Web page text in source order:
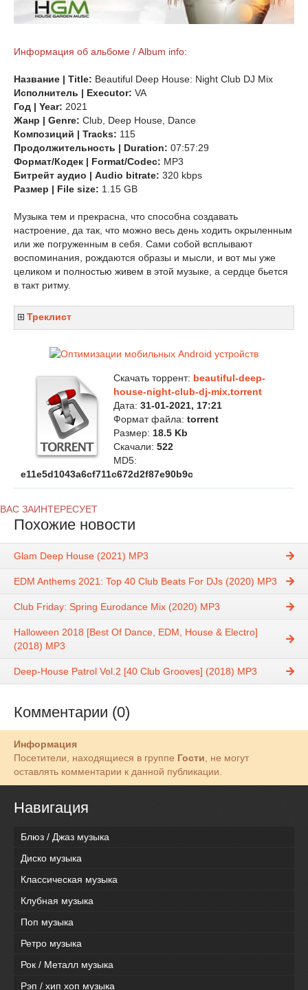
Информация об альбоме / Album info:
Название | Title: Beautiful Deep House: Night Club DJ Mix
Исполнитель | Executor: VA
Год | Year: 2021
Жанр | Genre: Club, Deep House, Dance
Композиций | Tracks: 115
Продолжительность | Duration: 07:57:29
Формат/Кодек | Format/Codec: MP3
Битрейт аудио | Audio bitrate: 320 kbps
Размер | File size: 1.15 GB
Музыка тем и прекрасна, что способна создавать
настроение, да так, что можно весь день ходить окрыленным
или же погруженным в себя. Сами собой всплывают
воспоминания, рождаются образы и мысли, и вот мы уже
целиком и полностью живем в этой музыке, а сердце бьется
в такт ритму.
Треклист
Скачать торрент: beautiful-deep-
house-night-club-dj-mix.torrent
Дата: 31-01-2021, 17:21
Формат файла: torrent
Размер: 18.5 Kb
Скачали: 522
MD5:
e11e5d1043a6cf711c672d2f87e90b9c
ВАС ЗАИНТЕРЕСУЕТ
Похожие новости
Glam Deep House (2021) MP3
EDM Anthems 2021: Top 40 Club Beats For DJs (2020) MP3
Club Friday: Spring Eurodance Mix (2020) MP3
Halloween 2018 [Best Of Dance, EDM, House & Electro]
(2018) MP3
Deep-House Patrol Vol.2 [40 Club Grooves] (2018) MP3
Комментарии (0)
Информация
Посетители, находящиеся в группе Гости, не могут
оставлять комментарии к данной публикации.
Навигация
Блюз / Джаз музыка
Диско музыка
Классическая музыка
Клубная музыка
Поп музыка
Ретро музыка
Рок / Металл музыка
Рэп / хип хоп музыка